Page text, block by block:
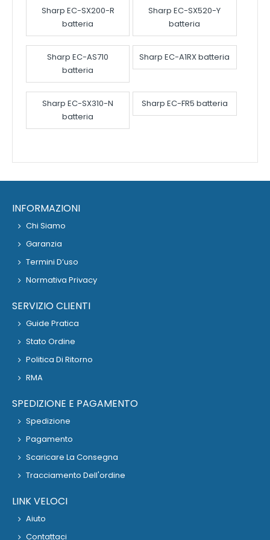
Sharp EC-SX200-R
batteria
Sharp EC-SX520-Y
batteria
Sharp EC-AS710
batteria
Sharp EC-A1RX batteria
Sharp EC-SX310-N
batteria
Sharp EC-FR5 batteria
INFORMAZIONI
Chi Siamo
Garanzia
Termini D’uso
Normativa Privacy
SERVIZIO CLIENTI
Guide Pratica
Stato Ordine
Politica Di Ritorno
RMA
SPEDIZIONE E PAGAMENTO
Spedizione
Pagamento
Scaricare La Consegna
Tracciamento Dell'ordine
LINK VELOCI
Aiuto
Contattaci